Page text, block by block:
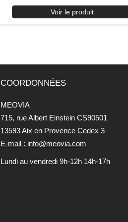
Voir le produit
COORDONNÉES
MEOVIA
715, rue Albert Einstein CS90501
13593 Aix en Provence Cedex 3
E-mail : info@meovia.com
Lundi au vendredi 9h-12h 14h-17h